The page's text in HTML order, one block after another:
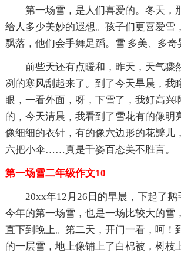
第一场雪，是人们喜爱的。冬天，
给人多少美妙的遐想。孩子们更喜爱雪
飘落，他们会手舞足蹈。雪 多美、多奇
前些天还有点暖和，昨天，天气骤
冽的寒风刮起来了。到了今天旱晨，我
眼，一看外面，呀，下雪了，我好高兴
的，今天清晨，我看到了雪花有的像明
像细细的衣针，有的像六边形的花瓣儿
六把小伞……真是千姿百态美不胜言。
第一场雪二年级作文10
20xx年12月26日的早晨，下起了
今年的第一场雪，也是一场比较大的雪
直下到晚上。第二天，开门一看，呵！
的一层雪，地上像铺上了白棉被，树枝